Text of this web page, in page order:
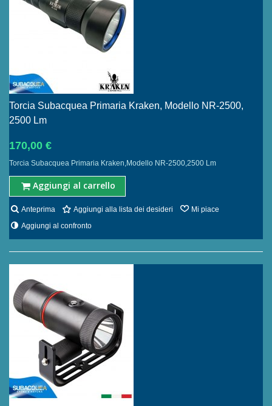
Torcia Subacquea Primaria Kraken, Modello NR-2500,
2500 Lm
170,00 €
Torcia Subacquea Primaria Kraken,Modello NR-2500,2500 Lm
Aggiungi al carrello
Anteprima Aggiungi alla lista dei desideri
Mi piace
Aggiungi al confronto